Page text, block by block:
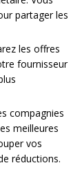
partager les
les offres
fournisseur
compagnies
meilleures
vos
réductions.